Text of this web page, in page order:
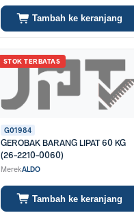
Tambah ke keranjang
STOK TERBATAS
G01984
GEROBAK BARANG LIPAT 60 KG
(26-2210-0060)
MerekALDO
Tambah ke keranjang